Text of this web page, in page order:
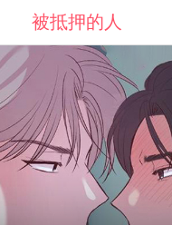
被抵押的人